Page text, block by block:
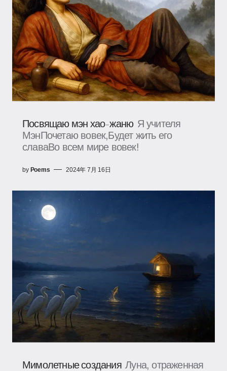
Посвящаю мэн хао-жаню Я учителя
МэнПочетаю вовек,Будет жить его
славаВо всем мире вовек!
by Poems 2024年 7月 16日
Мимолетные создания Луна, отраженная